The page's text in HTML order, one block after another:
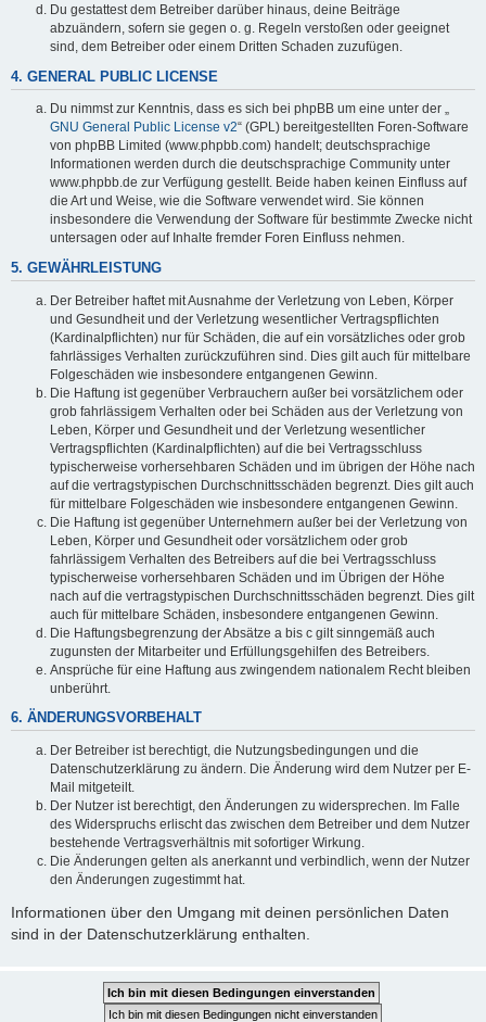
Du gestattest dem Betreiber darüber hinaus, deine Beiträge
abzuändern, sofern sie gegen o. g. Regeln verstoßen oder geeignet
sind, dem Betreiber oder einem Dritten Schaden zuzufügen.
4. GENERAL PUBLIC LICENSE
Du nimmst zur Kenntnis, dass es sich bei phpBB um eine unter der „
GNU General Public License v2“ (GPL) bereitgestellten Foren-Software
von phpBB Limited (www.phpbb.com) handelt; deutschsprachige
Informationen werden durch die deutschsprachige Community unter
www.phpbb.de zur Verfügung gestellt. Beide haben keinen Einfluss auf
die Art und Weise, wie die Software verwendet wird. Sie können
insbesondere die Verwendung der Software für bestimmte Zwecke nicht
untersagen oder auf Inhalte fremder Foren Einfluss nehmen.
5. GEWÄHRLEISTUNG
Der Betreiber haftet mit Ausnahme der Verletzung von Leben, Körper
und Gesundheit und der Verletzung wesentlicher Vertragspflichten
(Kardinalpflichten) nur für Schäden, die auf ein vorsätzliches oder grob
fahrlässiges Verhalten zurückzuführen sind. Dies gilt auch für mittelbare
Folgeschäden wie insbesondere entgangenen Gewinn.
Die Haftung ist gegenüber Verbrauchern außer bei vorsätzlichem oder
grob fahrlässigem Verhalten oder bei Schäden aus der Verletzung von
Leben, Körper und Gesundheit und der Verletzung wesentlicher
Vertragspflichten (Kardinalpflichten) auf die bei Vertragsschluss
typischerweise vorhersehbaren Schäden und im übrigen der Höhe nach
auf die vertragstypischen Durchschnittsschäden begrenzt. Dies gilt auch
für mittelbare Folgeschäden wie insbesondere entgangenen Gewinn.
Die Haftung ist gegenüber Unternehmern außer bei der Verletzung von
Leben, Körper und Gesundheit oder vorsätzlichem oder grob
fahrlässigem Verhalten des Betreibers auf die bei Vertragsschluss
typischerweise vorhersehbaren Schäden und im Übrigen der Höhe
nach auf die vertragstypischen Durchschnittsschäden begrenzt. Dies gilt
auch für mittelbare Schäden, insbesondere entgangenen Gewinn.
Die Haftungsbegrenzung der Absätze a bis c gilt sinngemäß auch
zugunsten der Mitarbeiter und Erfüllungsgehilfen des Betreibers.
Ansprüche für eine Haftung aus zwingendem nationalem Recht bleiben
unberührt.
6. ÄNDERUNGSVORBEHALT
Der Betreiber ist berechtigt, die Nutzungsbedingungen und die
Datenschutzerklärung zu ändern. Die Änderung wird dem Nutzer per E-
Mail mitgeteilt.
Der Nutzer ist berechtigt, den Änderungen zu widersprechen. Im Falle
des Widerspruchs erlischt das zwischen dem Betreiber und dem Nutzer
bestehende Vertragsverhältnis mit sofortiger Wirkung.
Die Änderungen gelten als anerkannt und verbindlich, wenn der Nutzer
den Änderungen zugestimmt hat.
Informationen über den Umgang mit deinen persönlichen Daten
sind in der Datenschutzerklärung enthalten.